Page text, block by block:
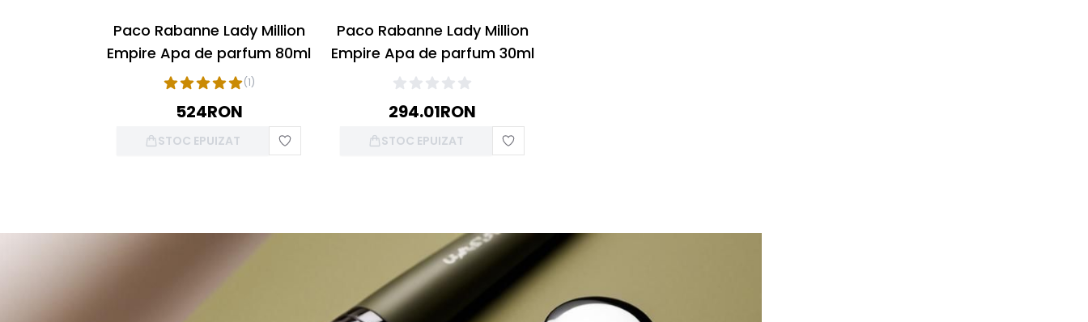
Paco Rabanne Lady Million
Empire Apa de parfum 80ml
(1)
524RON
STOC EPUIZAT
Paco Rabanne Lady Million
Empire Apa de parfum 30ml
294.01RON
STOC EPUIZAT